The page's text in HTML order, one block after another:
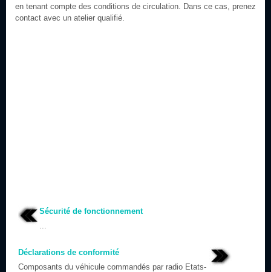
en tenant compte des conditions de circulation. Dans ce cas, prenez
contact avec un atelier qualifié.
Sécurité de fonctionnement
...
Déclarations de conformité
Composants du véhicule commandés par radio Etats-